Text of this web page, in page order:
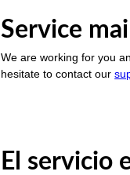
Service
We are working for you
hesitate to contact our
El servicio